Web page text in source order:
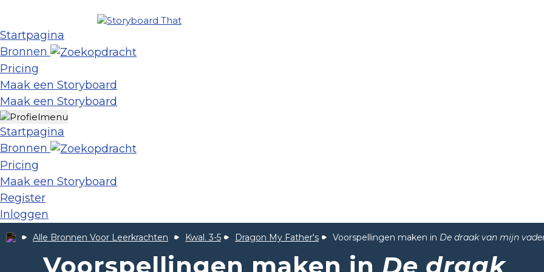
Startpagina
Bronnen
Pricing
Maak een Storyboard
Maak een Storyboard
Startpagina
Bronnen
Pricing
Maak een Storyboard
Register
Inloggen
Alle Bronnen Voor Leerkrachten Kwal. 3-5 Dragon My Father's Voorspellingen maken in De draak van mijn
Voorspellingen maken in De draak